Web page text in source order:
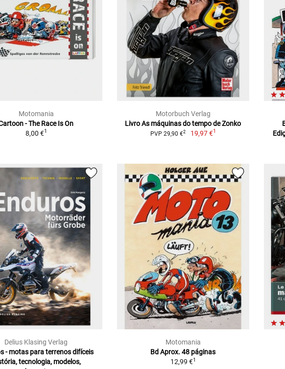
Motomania
- The Race Is On
8,00 €1
Motorbuch Verlag
Livro As máquinas do tempo de Zonko
PVP 29,90 €2 19,97 €1
Delius Klasing Verlag
- motas para terrenos difíceis
tecnologia, modelos,
Motomania
Bd Aprox. 48 páginas
12,99 €1